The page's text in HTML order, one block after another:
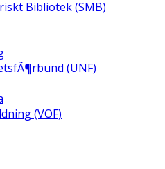
Bibliotek (SMB)
(UNF)
(VOF)